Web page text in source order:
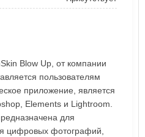
Blow Up, от компании
пользователям
приложение, является
Elements и Lightroom.
для
цифровых фотографий,